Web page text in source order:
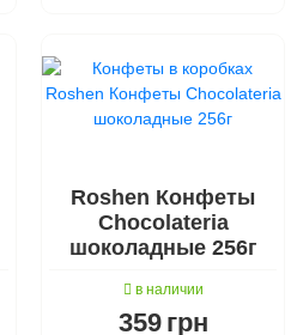
Roshen Конфеты
Chocolateria
шоколадные 256г
в наличии
359 грн